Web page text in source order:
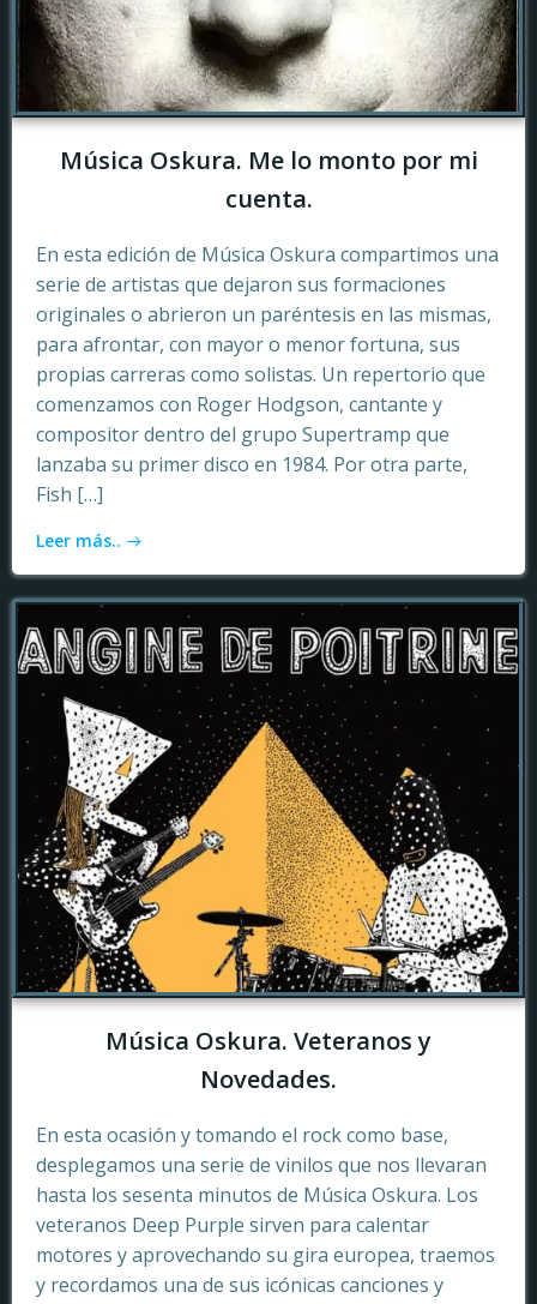
Música Oskura. Me lo monto por mi
cuenta.
En esta edición de Música Oskura compartimos una
serie de artistas que dejaron sus formaciones
originales o abrieron un paréntesis en las mismas,
para afrontar, con mayor o menor fortuna, sus
propias carreras como solistas. Un repertorio que
comenzamos con Roger Hodgson, cantante y
compositor dentro del grupo Supertramp que
lanzaba su primer disco en 1984. Por otra parte,
Fish […]
Leer más..
Música Oskura. Veteranos y
Novedades.
En esta ocasión y tomando el rock como base,
desplegamos una serie de vinilos que nos llevaran
hasta los sesenta minutos de Música Oskura. Los
veteranos Deep Purple sirven para calentar
motores y aprovechando su gira europea, traemos
y recordamos una de sus icónicas canciones y